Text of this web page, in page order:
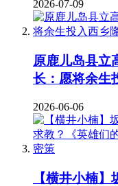
2026-07-09
原鹿儿岛县立
长：愿将余生
2026-06-06
【横井小楠